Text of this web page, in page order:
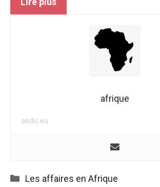
afrique
aedic.eu
Catégories
Les affaires en Afrique